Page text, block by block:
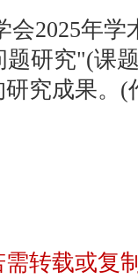
会2025年
研究"(课
研究成果。(
转载或复